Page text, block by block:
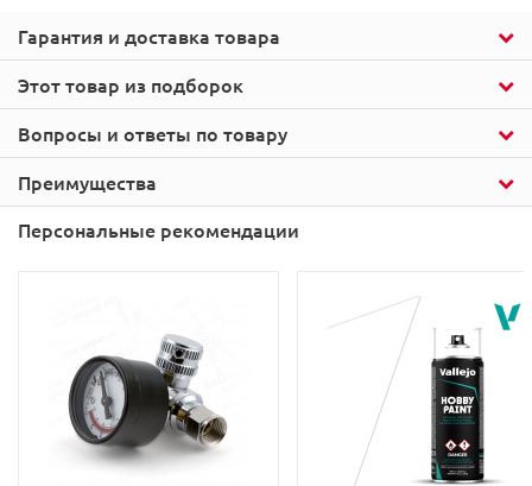
Этот товар из подборок
Гарантия и доставка товара
Вопросы и ответы по товару
Преимущества
Персональные рекомендации